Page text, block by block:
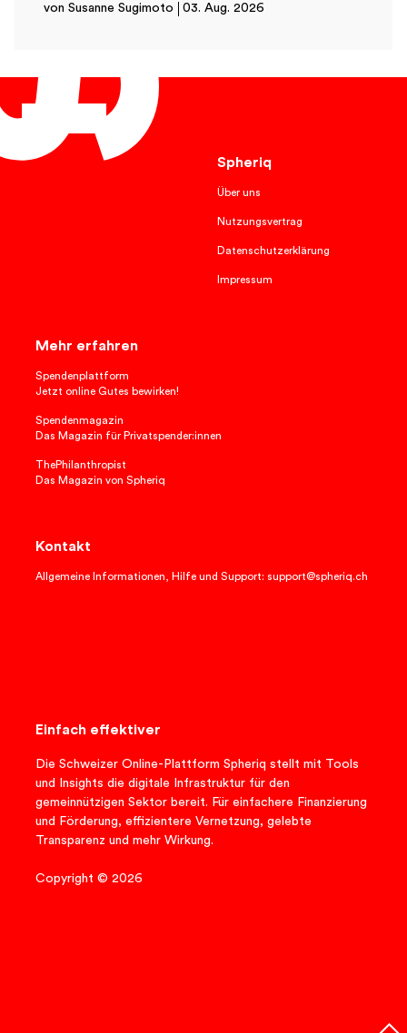
von Susanne Sugimoto 03. Aug. 2026
Spheriq
Über uns
Nutzungsvertrag
Datenschutzerklärung
Impressum
Mehr erfahren
Spendenplattform
Jetzt online Gutes bewirken!
Spendenmagazin
Das Magazin für Privatspender:innen
ThePhilanthropist
Das Magazin von Spheriq
Kontakt
Allgemeine Informationen, Hilfe und Support: support@spheriq.ch
Einfach effektiver
Die Schweizer Online-Plattform Spheriq stellt mit Tools
und Insights die digitale Infrastruktur für den
gemeinnützigen Sektor bereit. Für einfachere Finanzierung
und Förderung, effizientere Vernetzung, gelebte
Transparenz und mehr Wirkung.
Copyright © 2026